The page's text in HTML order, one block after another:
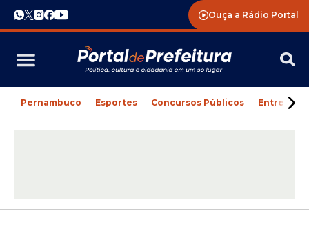
Ouça a Rádio Portal
Pernambuco Esportes Concursos Públicos